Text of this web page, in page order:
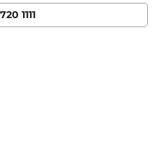
1111